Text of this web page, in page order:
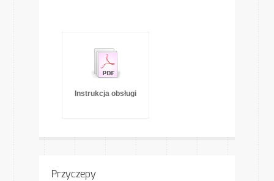
Instrukcja obsługi
Przyczepy